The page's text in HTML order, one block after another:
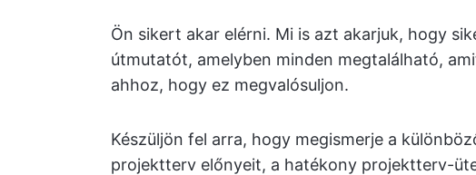
Ön sikert akar elérni. Mi is azt akarjuk, hogy
útmutatót, amelyben minden megtalálható,
ahhoz, hogy ez megvalósuljon.
Készüljön fel arra, hogy megismerje a
projektterv előnyeit, a hatékony projektterv-